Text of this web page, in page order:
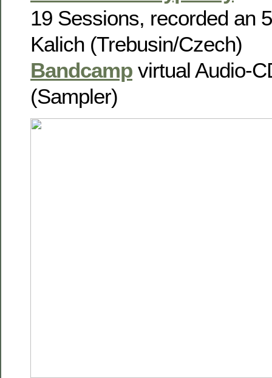
19 Sessions, recorded an
Kalich (Trebusin/Czech)
Bandcamp virtual Audio-
(Sampler)